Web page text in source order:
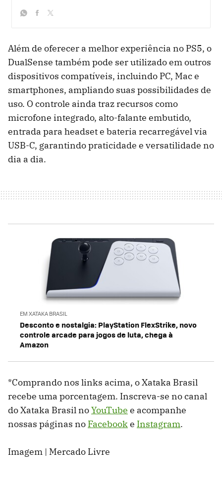
Além de oferecer a melhor experiência no PS5, o
DualSense também pode ser utilizado em outros
dispositivos compatíveis, incluindo PC, Mac e
smartphones, ampliando suas possibilidades de
uso. O controle ainda traz recursos como
microfone integrado, alto-falante embutido,
entrada para headset e bateria recarregável via
USB-C, garantindo praticidade e versatilidade no
dia a dia.
EM XATAKA BRASIL
Desconto e nostalgia: PlayStation FlexStrike, novo
controle arcade para jogos de luta, chega à
Amazon
*Comprando nos links acima, o Xataka Brasil
recebe uma porcentagem. Inscreva-se no canal
do Xataka Brasil noYouTube e acompanhe
nossas páginas no Facebooke Instagram.
Imagem | Mercado Livre